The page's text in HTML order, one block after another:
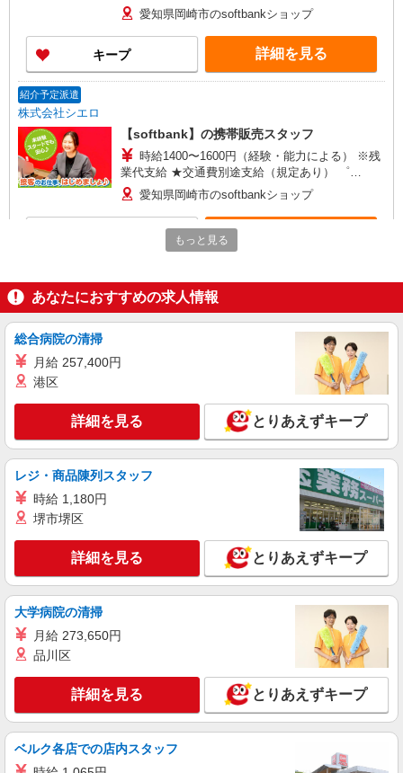
月・実績最高5.4カ月分） 未経験から入社半年で
年収400万円以上への昇給実績あり ※残業代支給
★交通費別途支給（規定あり） ゜+゜・。○。・゜
+゜・。○。・゜+゜ 入社祝い金10万円支給(規定
有) お友達を紹介頂くと, インセンティブ支給(規定
愛知県岡崎市のsoftbankショップ
キープ 詳細を見る
紹介予定派遣
株式会社シエロ
【softbank】の携帯販売スタッフ
時給1400〜1600円（経験・能力による） ※残
業代支給 ★交通費別途支給（規定あり） ゜
+゜・。○。・゜+゜・。○。・゜+゜ 入社祝い金10
万円支給(規定有) お友達を紹介頂くと, インセンテ
ィブ支給(規定有) ★月2回払い・週払い可能（規程
有）★ ゜・。○。・゜+゜・。○。・゜+゜
愛知県岡崎市のsoftbankショップ
株式会社シエロ
【ソフトバンク】の店舗スタッフ
時給1500円〜1600円（経験・能力による） ※
残業代支給 ★交通費別途支給（規定あり） ゜
+゜・。○。・゜+゜・。○。・゜+゜ 入社祝い金10
ィブ支給(規定有) ★月2回払い・週払い可能（規程
有）★ ゜・。○。・゜+゜・。○。・゜+゜
キープ 詳細を見る
株式会社シエロ
時給1400円〜 ※別途インセンティブ制度あり
○。・゜+゜・。○。・゜+゜ 入社祝い金10万円支
給(規定有) お友達を紹介頂くと, インセンティブ支
給(規定有) ★月2回払い・週払い可能（規程有）★
゜・。○。・゜+゜・。○。・゜+゜
愛知県岡崎市のauショップ
キープ 詳細を見る
紹介予定派遣
株式会社シエロ
【au】人気機種に詳しくなれる携帯販売
時給1400円+別途インセンティブ制度あり ※
残業代支給 ★交通費別途支給（規定あり） ゜
+゜・。○。・゜+゜・。○。・゜+゜ 入社祝い金10
万円支給(規定有) お友達を紹介頂くと, インセンテ
愛知県岡崎市のauショップ
もっと見る
あなたにおすすめの求人情報
総合病院の清掃
月給 257,400円
港区
詳細を見る とりあえずキープ
レジ・商品陳列スタッフ
時給 1,180円
堺市堺区
詳細を見る とりあえずキープ
大学病院の清掃
月給 273,650円
品川区
詳細を見る とりあえずキープ
ベルク各店での店内スタッフ